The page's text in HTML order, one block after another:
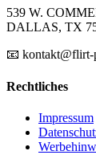
539 W.
DALLAS, TX
📧 kontakt@flirt-
Rechtliches
Impressum